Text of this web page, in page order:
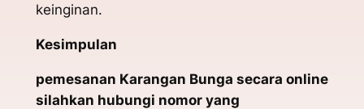
keinginan.
Kesimpulan
pemesanan Karangan Bunga secara online
silahkan hubungi nomor yang